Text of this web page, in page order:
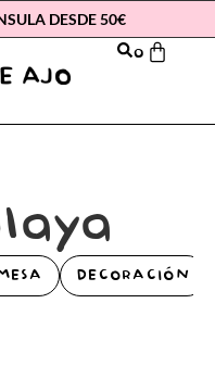
DESDE 50€
0
DECORACIÓN